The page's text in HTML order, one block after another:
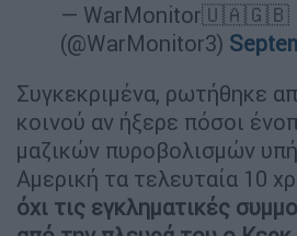
— WarMonitor🇺🇦🇬🇧
(@WarMonitor3)
Συγκεκριμένα, ρωτήθηκε
κοινού αν ήξερε πόσοι
μαζικών πυροβολισμών
Αμερική τα τελευταία 10
όχι τις εγκληματικές